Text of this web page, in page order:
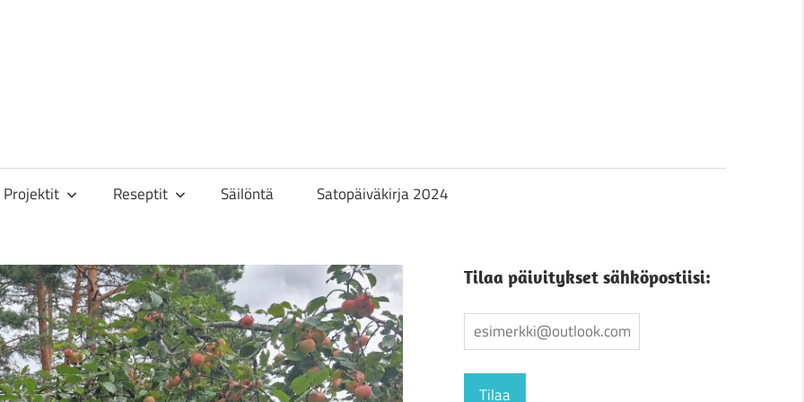
Projektit Reseptit Säilöntä Satopäiväkirja 2024
Tilaa päivitykset sähköpostiisi: